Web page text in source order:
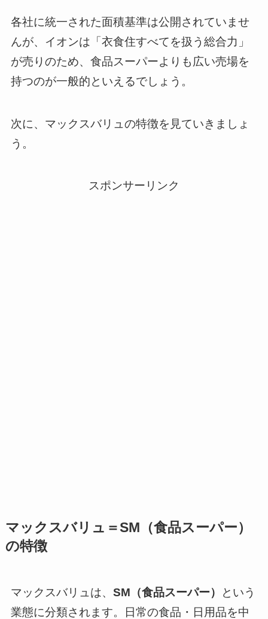
各社に統一された面積基準は公開されていませ
んが、イオンは「衣食住すべてを扱う総合力」
が売りのため、食品スーパーよりも広い売場を
持つのが一般的といえるでしょう。
次に、マックスバリュの特徴を見ていきましょ
う。
スポンサーリンク
マックスバリュ＝SM（食品スーパー）
の特徴
マックスバリュは、 SM（食品スーパー）
という
業態に分類されます。日常の食品・日用品を中